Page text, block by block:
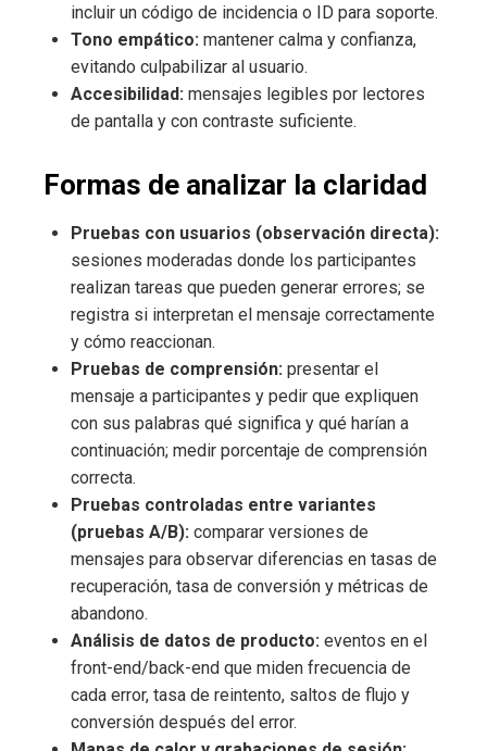
incluir un código de incidencia o ID para soporte.
Tono empático: mantener calma y confianza,
evitando culpabilizar al usuario.
Accesibilidad: mensajes legibles por lectores
de pantalla y con contraste suficiente.
Formas de analizar la claridad
Pruebas con usuarios (observación directa):
sesiones moderadas donde los participantes
realizan tareas que pueden generar errores; se
registra si interpretan el mensaje correctamente
y cómo reaccionan.
Pruebas de comprensión: presentar el
mensaje a participantes y pedir que expliquen
con sus palabras qué significa y qué harían a
continuación; medir porcentaje de comprensión
correcta.
Pruebas controladas entre variantes
(pruebas A/B): comparar versiones de
mensajes para observar diferencias en tasas de
recuperación, tasa de conversión y métricas de
abandono.
Análisis de datos de producto: eventos en el
front-end/back-end que miden frecuencia de
cada error, tasa de reintento, saltos de flujo y
conversión después del error.